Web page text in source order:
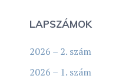
LAPSZÁMOK
2026 – 2. szám
2026 – 1. szám